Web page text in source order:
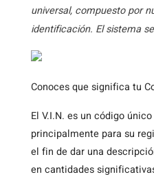
universal, compuesto por
identificación. El sistema
Conocesque significa tu
El V.I.N. es un código
principalmente para su
el fin de dar una
en cantidades